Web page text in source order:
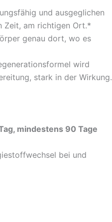
und ausgeglichen
Zeit, am richtigen Ort.*
genau dort, wo es
wird
stark in der Wirkung.
mindestens 90 Tage
bei und